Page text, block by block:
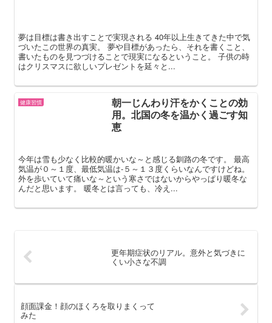
夢は目標は書き出すことで実現される 40年以上生きてきた中で気
づいたこの世界の真実。 夢や目標があったら、それを書くこと、
書いたものを見つづけることで現実になるということ。 子供の時
はクリスマスに欲しいプレゼントを延々と...
健康習慣
朝一じんわり汗をかくことの効
用。北国の冬を温かく過ごす知
恵
今年は雪も少なく比較的暖かいな～と感じる釧路の冬です。 最高
気温が０～１度、最低気温は‐５～１３度くらいなんですけどね。
外を歩いていて痛いな～という寒さではないからやっぱり暖冬な
んだと思います。 暖冬とは言っても、冷え...
更年期症状のリアル。意外と気づきに
くい小さな不調
顔面課金！顔のほくろを取りまくって
みた